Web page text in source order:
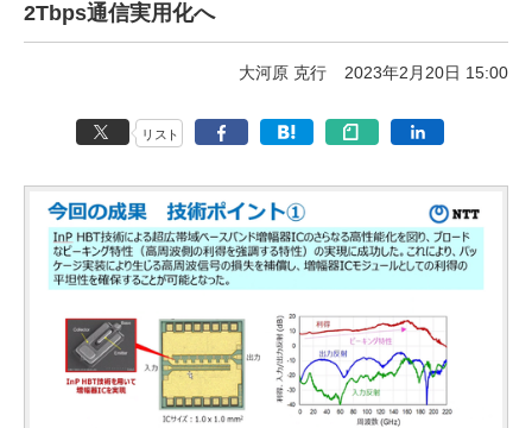
2Tbps通信実用化へ
大河原 克行 2023年2月20日 15:00
リスト